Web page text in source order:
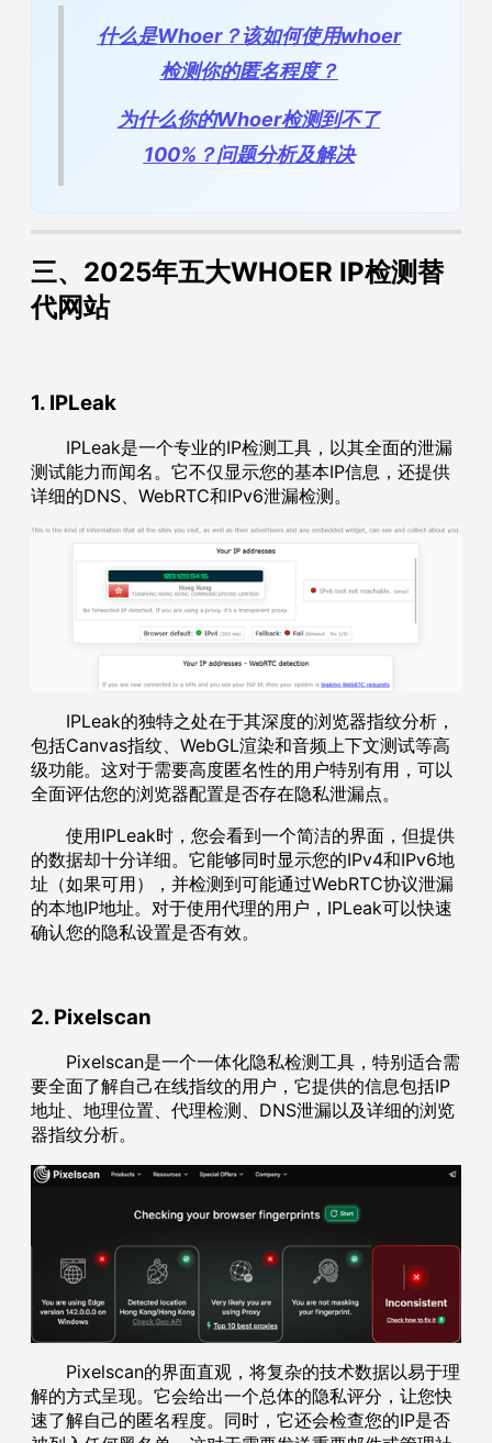
什么是Whoer？该如何使用whoer
检测你的匿名程度？
为什么你的Whoer检测到不了
100%？问题分析及解决
三、2025年五大WHOER IP检测替
代网站
1. IPLeak
IPLeak是一个专业的IP检测工具，以其全面的泄漏
测试能力而闻名。它不仅显示您的基本IP信息，还提供
详细的DNS、WebRTC和IPv6泄漏检测。
IPLeak的独特之处在于其深度的浏览器指纹分析，
包括Canvas指纹、WebGL渲染和音频上下文测试等高
级功能。这对于需要高度匿名性的用户特别有用，可以
全面评估您的浏览器配置是否存在隐私泄漏点。
使用IPLeak时，您会看到一个简洁的界面，但提供
的数据却十分详细。它能够同时显示您的IPv4和IPv6地
址（如果可用），并检测到可能通过WebRTC协议泄漏
的本地IP地址。对于使用代理的用户，IPLeak可以快速
确认您的隐私设置是否有效。
2. Pixelscan
Pixelscan是一个一体化隐私检测工具，特别适合需
要全面了解自己在线指纹的用户，它提供的信息包括IP
地址、地理位置、代理检测、DNS泄漏以及详细的浏览
器指纹分析。
Pixelscan的界面直观，将复杂的技术数据以易于理
解的方式呈现。它会给出一个总体的隐私评分，让您快
速了解自己的匿名程度。同时，它还会检查您的IP是否